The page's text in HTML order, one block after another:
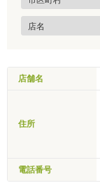
店舗名
住所
電話番号